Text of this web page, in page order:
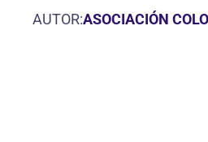
AUTOR:ASOCIACIÓN